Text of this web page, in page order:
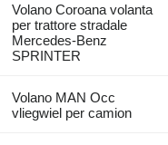
Volano Coroana volanta
per trattore stradale
Mercedes-Benz
SPRINTER
Volano MAN Occ
vliegwiel per camion